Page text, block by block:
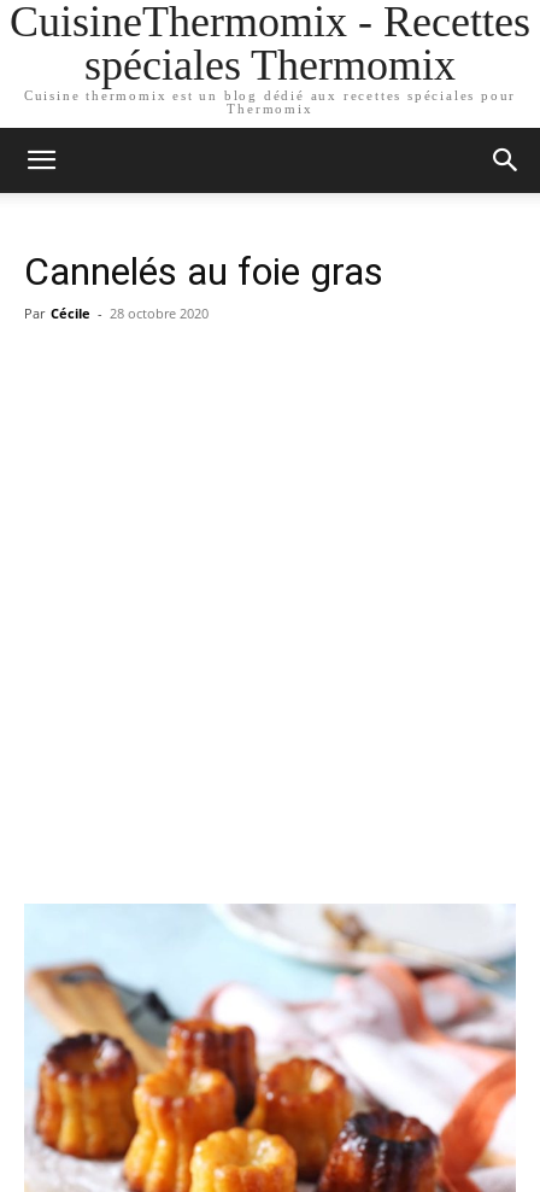
CuisineThermomix - Recettes
spéciales Thermomix
Cuisine thermomix est un blog dédié aux recettes spéciales pour
Thermomix
Cannelés au foie gras
Par Cécile - 28 octobre 2020